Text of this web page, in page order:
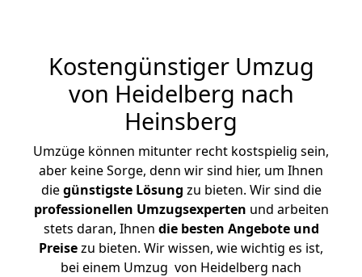
Kostengünstiger Umzug
von Heidelberg nach
Heinsberg
Umzüge können mitunter recht kostspielig sein,
aber keine Sorge, denn wir sind hier, um Ihnen
diegünstigste Lösung zu bieten. Wir sind die
professionellen Umzugsexperten und arbeiten
stets daran, Ihnen die besten Angebote und
Preisezu bieten. Wir wissen, wie wichtig es ist,
bei einem Umzug von Heidelberg nach